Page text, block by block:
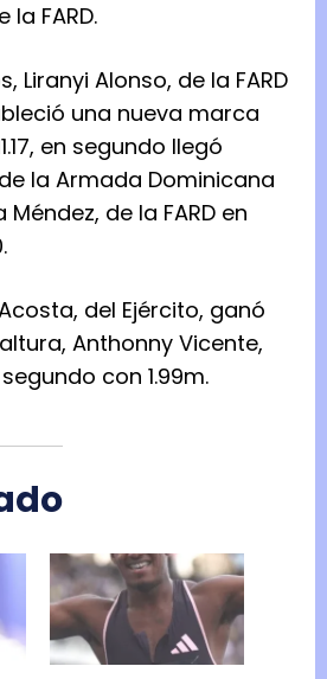
la FARD.
Liranyi Alonso, de la FARD
una nueva marca
en segundo llegó
la Armada Dominicana
Méndez, de la FARD en
del Ejército, ganó
Anthonny Vicente,
con 1.99m.